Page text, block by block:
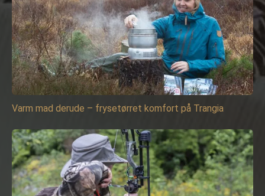
Varm mad derude – frysetørret komfort på Trangia